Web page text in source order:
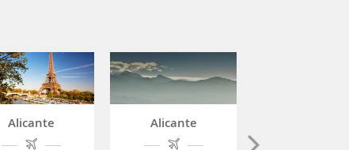
Alicante Alicante